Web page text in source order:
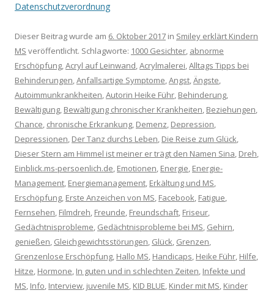
Datenschutzverordnung
Dieser Beitrag wurde am 6. Oktober 2017 in Smiley erklärt Kindern
MS veröffentlicht. Schlagworte: 1000 Gesichter, abnorme
Erschöpfung,Acryl auf Leinwand,Acrylmalerei,Alltags Tipps bei
Behinderungen,Anfallsartige Symptome,Angst,Ängste,
Autoimmunkrankheiten,Autorin Heike Führ, Behinderung,
Bewältigung, Bewältigung chronischer Krankheiten, Beziehungen,
Chance, chronische Erkrankung, Demenz, Depression,
Depressionen, Der Tanz durchs Leben, Die Reise zum Glück,
Dieser Stern am Himmel ist meiner er trägt den Namen Sina, Dreh,
Einblick.ms-persoenlich.de, Emotionen, Energie, Energie-
Management, Energiemanagement, Erkältung und MS,
Erschöpfung, Erste Anzeichen von MS, Facebook, Fatigue,
Fernsehen, Filmdreh, Freunde, Freundschaft, Friseur,
Gedächtnisprobleme, Gedächtnisprobleme bei MS, Gehirn,
genießen, Gleichgewichtsstörungen, Glück, Grenzen,
Grenzenlose Erschöpfung, Hallo MS, Handicaps, Heike Führ, Hilfe,
Hitze, Hormone, In guten und in schlechten Zeiten, Infekte und
MS, Info, Interview, juvenile MS, KID BLUE, Kinder mit MS, Kinder